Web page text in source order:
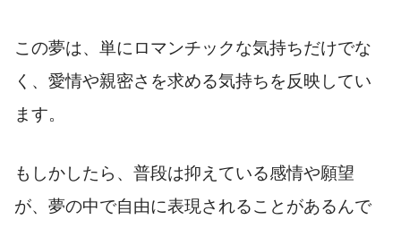
この夢は、単にロマンチックな気持ちだけでな
く、愛情や親密さを求める気持ちを反映してい
ます。
もしかしたら、普段は抑えている感情や願望
が、夢の中で自由に表現されることがあるんで